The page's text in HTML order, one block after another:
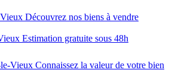
Découvrez nos biens à vendre
Estimation gratuite sous 48h
Vieux Connaissez la valeur de votre bien